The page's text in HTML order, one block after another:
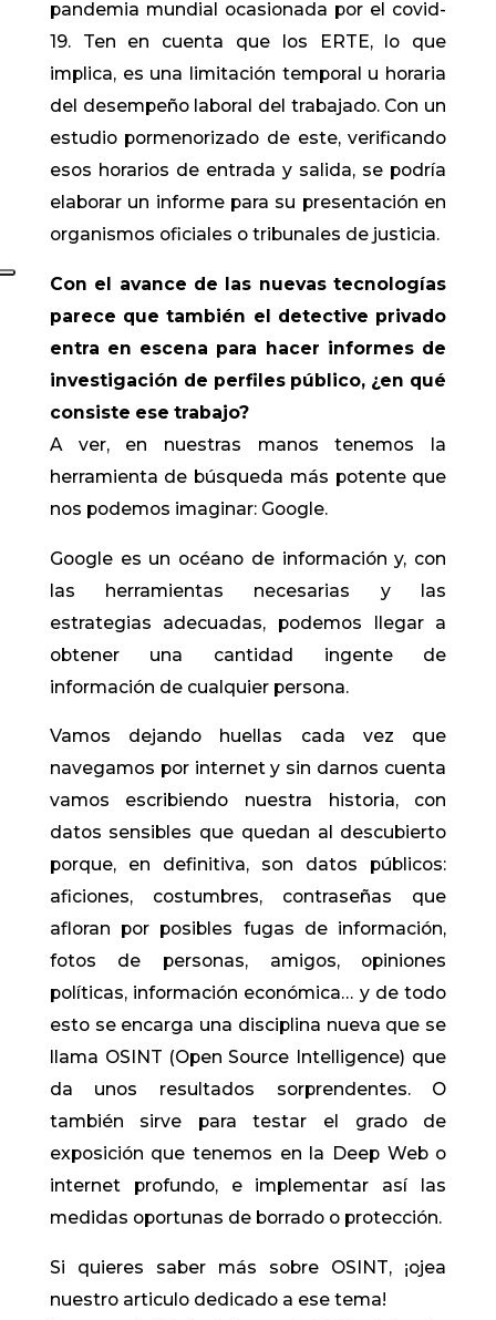
pandemia mundial ocasionada por el covid-
19. Ten en cuenta que los ERTE, lo que
implica, es una limitación temporal u horaria
del desempeño laboral del trabajado. Con un
estudio pormenorizado de este, verificando
esos horarios de entrada y salida, se podría
elaborar un informe para su presentación en
organismos oficiales o tribunales de justicia.
Con el avance de las nuevas tecnologías
parece que también el detective privado
entra en escena para hacer informes de
investigación de perfiles público, ¿en qué
consiste ese trabajo?
A ver, en nuestras manos tenemos la
herramienta de búsqueda más potente que
nos podemos imaginar: Google.
Google es un océano de información y, con
las herramientas necesarias y las
estrategias adecuadas, podemos llegar a
obtener una cantidad ingente de
información de cualquier persona.
Vamos dejando huellas cada vez que
navegamos por internet y sin darnos cuenta
vamos escribiendo nuestra historia, con
datos sensibles que quedan al descubierto
porque, en definitiva, son datos públicos:
aficiones, costumbres, contraseñas que
afloran por posibles fugas de información,
fotos de personas, amigos, opiniones
políticas, información económica… y de todo
esto se encarga una disciplina nueva que se
llama OSINT (Open Source Intelligence) que
da unos resultados sorprendentes. O
también sirve para testar el grado de
exposición que tenemos en la Deep Web o
internet profundo, e implementar así las
medidas oportunas de borrado o protección.
Si quieres saber más sobre OSINT, ¡ojea
nuestro articulo dedicado a ese tema!